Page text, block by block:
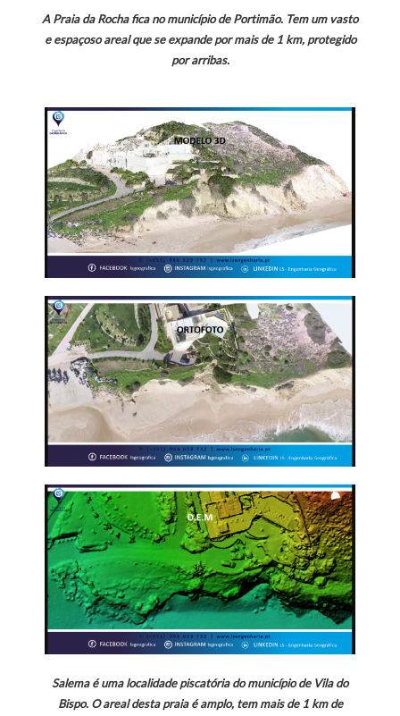
A Praia da Rocha fica no município de Portimão. Tem um vasto
e espaçoso areal que se expande por mais de 1 km, protegido
por arribas.
Salema é uma localidade piscatória do município de Vila do
Bispo. O areal desta praia é amplo, tem mais de 1 km de